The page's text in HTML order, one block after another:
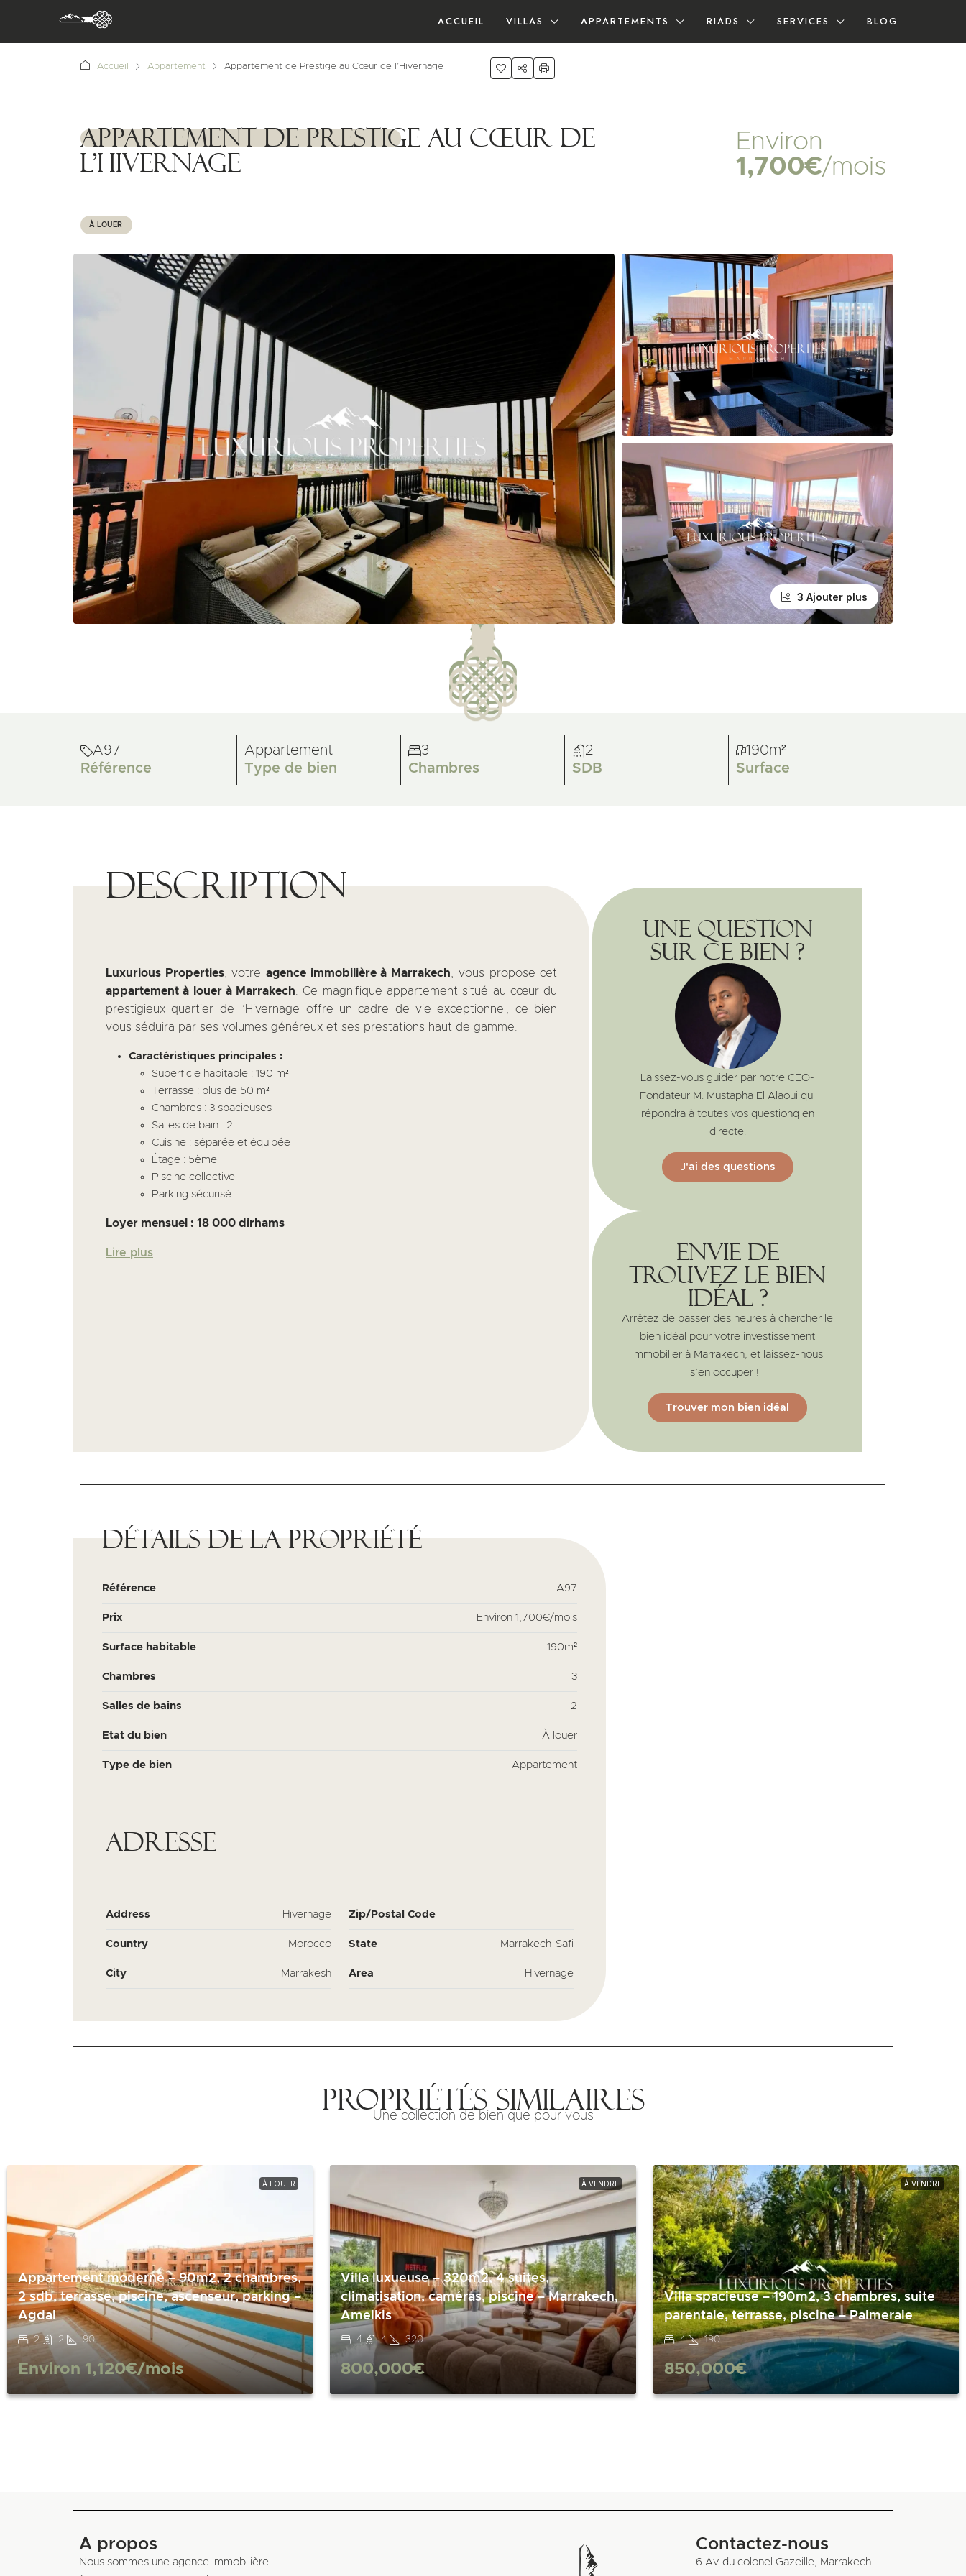
ACCUEIL VILLAS APPARTEMENTS RIADS SERVICES BLOG
Accueil Appartement Appartement de Prestige au Cœur de l’Hivernage
1111111
Appartement de Prestige au Cœur de
l’Hivernage
Environ
1,700€/mois
À LOUER
3 Ajouter plus
A97
Référence
Appartement
Type de bien
3
Chambres
2
SDB
190m²
Surface
Description
Luxurious Properties, votreagence immobilière à Marrakech , vous propose cet
appartement à louer à Marrakech . Ce magnifique appartement situé au cœur du
prestigieux quartier de l’Hivernage offre un cadre de vie exceptionnel, ce bien
vous séduira par ses volumes généreux et ses prestations haut de gamme.
Caractéristiques principales :
Superficie habitable : 190 m²
Terrasse : plus de 50 m²
Chambres : 3 spacieuses
Salles de bain : 2
Cuisine : séparée et équipée
Étage : 5ème
Piscine collective
Parking sécurisé
Loyer mensuel : 18 000 dirhams
Lire plus
Envie de
trouvez le bien
idéal ?
Arrêtez de passer des heures à chercher le
bien idéal pour votre investissement
immobilier à Marrakech, et laissez-nous
s’en occuper !
Trouver mon bien idéal
Une question
sur ce bien ?
Laissez-vous guider par notre CEO-
Fondateur M. Mustapha El Alaoui qui
répondra à toutes vos questionq en
directe.
J'ai des questions
Détails de la propriété
Référence A97
Prix Environ 1,700€/mois
Surface habitable 190m²
Chambres 3
Salles de bains 2
Etat du bien À louer
Type de bien Appartement
Adresse
Address Hivernage Zip/Postal Code
Country Morocco State Marrakech-Safi
City Marrakesh Area Hivernage
Propriétés similaires
Une collection de bien que pour vous
À LOUER
Appartement moderne – 90m2, 2 chambres,
2 sdb, terrasse, piscine, ascenseur, parking –
Agdal
2 2 90
Environ 1,120€/mois
À VENDRE
Villa luxueuse – 320m2, 4 suites,
climatisation, caméras, piscine – Marrakech,
Amelkis
4 4 320
800,000€
À VENDRE
Villa spacieuse – 190m2, 3 chambres, suite
parentale, terrasse, piscine – Palmeraie
4 190
850,000€
A propos
Nous sommes une agence immobilière
Contactez-nous
6 Av. du colonel Gazeille, Marrakech